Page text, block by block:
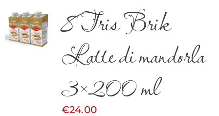
8 Tris Brik
Latte di mandorla
3×200 ml
€24.00